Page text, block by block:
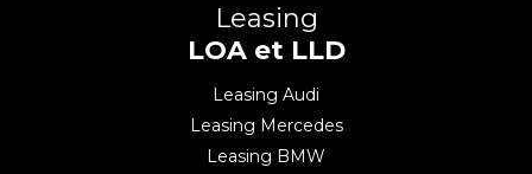
Leasing
LOA et LLD
Leasing Audi
Leasing Mercedes
Leasing BMW